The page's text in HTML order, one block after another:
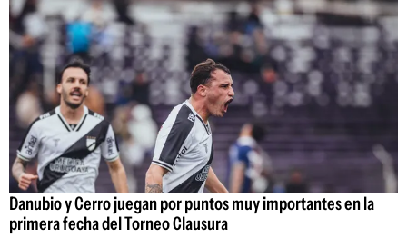
Danubio y Cerro juegan por puntos muy importantes en la
primera fecha del Torneo Clausura